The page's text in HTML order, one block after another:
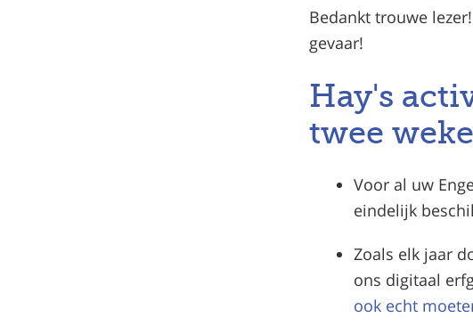
Bedankt trouwe
gevaar!
Hay's
twee
Voor al uw
eindelijk
Zoals elk jaar
ons digitaal
ook echt